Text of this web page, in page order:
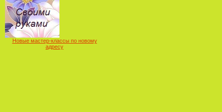
Новые мастер-классы по новому
адресу